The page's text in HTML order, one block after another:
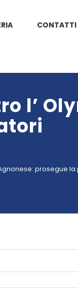
CONTATTI
l’
prosegue